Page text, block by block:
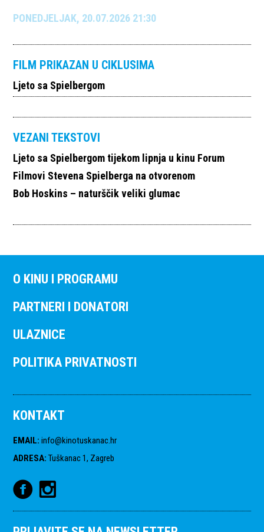
PONEDJELJAK, 20.07.2026 21:30
FILM PRIKAZAN U CIKLUSIMA
Ljeto sa Spielbergom
VEZANI TEKSTOVI
Ljeto sa Spielbergom tijekom lipnja u kinu Forum
Filmovi Stevena Spielberga na otvorenom
Bob Hoskins – naturščik veliki glumac
O KINU I PROGRAMU
PARTNERI I DONATORI
ULAZNICE
POLITIKA PRIVATNOSTI
KONTAKT
EMAIL: info@kinotuskanac.hr
ADRESA: Tuškanac 1, Zagreb